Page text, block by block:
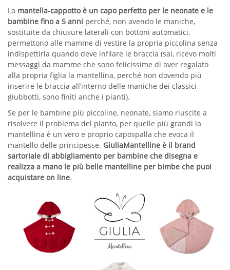
La mantella-cappotto è un capo perfetto per le neonate e le
bambine fino a 5 anni perché, non avendo le maniche,
sostituite da chiusure laterali con bottoni automatici,
permettono alle mamme di vestire la propria piccolina senza
indispettirla quando deve infilare le braccia (sai, ricevo molti
messaggi da mamme che sono felicissime di aver regalato
alla propria figlia la mantellina, perché non dovendo più
inserire le braccia all’interno delle maniche dei classici
giubbotti, sono finiti anche i pianti).
Se per le bambine più piccoline, neonate, siamo riuscite a
risolvere il problema del pianto, per quelle più grandi la
mantellina è un vero e proprio capospalla che evoca il
mantello delle principesse. GiuliaMantelline è il brand
sartoriale di abbigliamento per bambine che disegna e
realizza a mano le più belle mantelline per bimbe che puoi
acquistare on line.